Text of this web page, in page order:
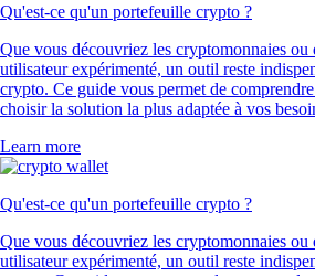
Qu'est-ce qu'un portefeuille crypto ?
Que vous découvriez les cryptomonnaies ou
utilisateur expérimenté, un outil reste
crypto. Ce guide vous permet de
choisir la solution la plus adaptée à vos
Learn more
Qu'est-ce qu'un portefeuille crypto ?
Que vous découvriez les cryptomonnaies ou
utilisateur expérimenté, un outil reste